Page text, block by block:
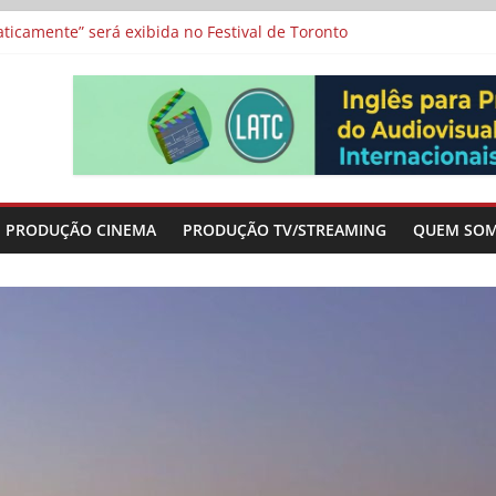
“Os Feiticeiros Inocentes” e filme-tributo de Wajda a
será exibida no Festival de Toronto
e divide prêmio principal entre “Manas” e “O Agente Secreto”
metragens sobre envelhecimento criados a partir de histórias
PRODUÇÃO CINEMA PRODUÇÃO TV/STREAMING QUEM